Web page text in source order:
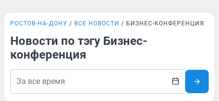
РОСТОВ-НА-ДОНУ ВСЕ НОВОСТИ БИЗНЕС-КОНФЕРЕНЦИЯ
Новости по тэгу Бизнес-
конференция